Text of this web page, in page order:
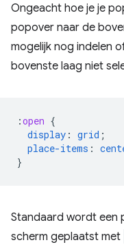
Ongeacht hoe je je
popover naar de
mogelijk nog indelen
bovenste laag niet
:open {
display : grid ;
place-items :
}
Standaard wordt een
scherm geplaatst met